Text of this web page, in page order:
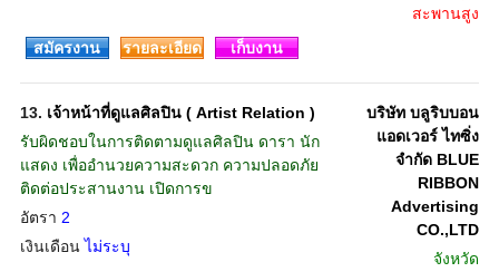
สะพานสูง
สมัครงาน
รายละเอียด เก็บงาน
13. เจ้าหน้าที่ดูแลศิลปิน ( Artist Relation )
รับผิดชอบในการติดตามดูแลศิลปิน ดารา นัก
แสดง เพื่ออำนวยความสะดวก ความปลอดภัย
ติดต่อประสานงาน เปิดการข
อัตรา 2
เงินเดือนไม่ระบุ
บริษัท บลูริบบอน
แอดเวอร์ ไทซิ่ง
จำกัด BLUE
RIBBON
Advertising
CO.,LTD
จังหวัด